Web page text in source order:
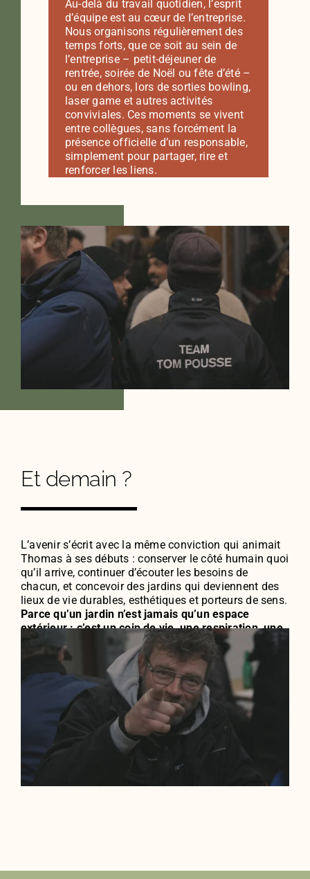
Au-delà du travail quotidien, l’esprit
d’équipe est au cœur de l’entreprise.
Nous organisons régulièrement des
temps forts, que ce soit au sein de
l’entreprise – petit-déjeuner de
rentrée, soirée de Noël ou fête d’été –
ou en dehors, lors de sorties bowling,
laser game et autres activités
conviviales. Ces moments se vivent
entre collègues, sans forcément la
présence officielle d’un responsable,
simplement pour partager, rire et
renforcer les liens.
Et demain ?
L’avenir s’écrit avec la même conviction qui animait
Thomas à ses débuts : conserver le côté humain quoi
qu’il arrive, continuer d’écouter les besoins de
chacun, et concevoir des jardins qui deviennent des
lieux de vie durables, esthétiques et porteurs de sens.
Parce qu’un jardin n’est jamais qu’un espace
extérieur : c’est un coin de vie, une respiration, une
histoire à cultiver ensemble.